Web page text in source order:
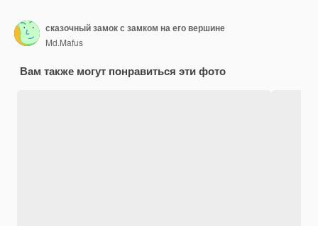
сказочный замок с замком на его вершине
Md.Mafus
Вам также могут понравиться эти фото